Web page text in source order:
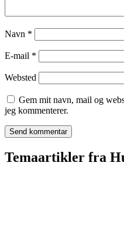
Navn *
E-mail *
Websted
Gem mit navn, mail og
jeg kommenterer.
Temaartikler fra